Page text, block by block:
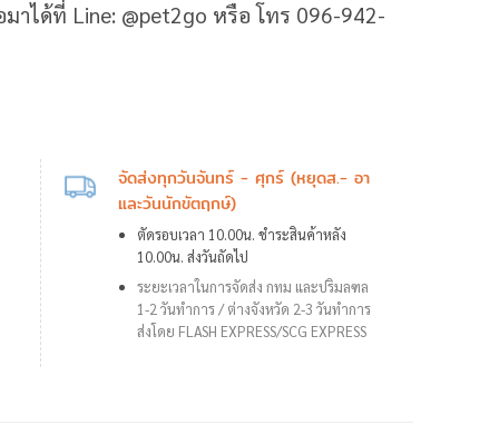
าได้ที่ Line: @pet2go หรือ โทร 096-942-
จัดส่งทุกวันจันทร์ - ศุกร์ (หยุดส.- อา
และวันนักขัตฤกษ์)
ตัดรอบเวลา 10.00น. ชำระสินค้าหลัง
10.00น. ส่งวันถัดไป
ระยะเวลาในการจัดส่ง กทม และปริมลฑล
1-2 วันทำการ /ต่างจังหวัด 2-3 วันทำการ
ส่งโดย FLASH EXPRESS/SCG EXPRESS